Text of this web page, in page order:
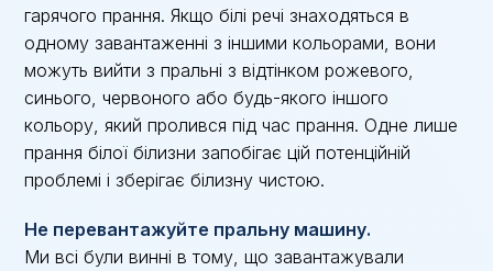
гарячого прання. Якщо білі речі знаходяться в
одному завантаженні з іншими кольорами, вони
можуть вийти з пральні з відтінком рожевого,
синього, червоного або будь-якого іншого
кольору, який пролився під час прання. Одне лише
прання білої білизни запобігає цій потенційній
проблемі і зберігає білизну чистою.
Не перевантажуйте пральну машину.
Ми всі були винні в тому, що завантажували